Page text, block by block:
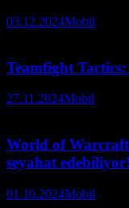
03.12.2024Mobil
Teamfight
27.11.2024Mobil
World of
seyahat edebiliyor!
01.10.2024Mobil